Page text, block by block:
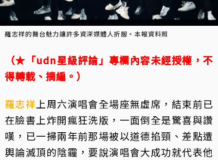
羅志祥的舞台魅力讓許多資深媒體人折服。本報資料照
（★「udn星級評論」專欄內容未經授權，不
得轉載、摘編。）
羅志祥 上周六演唱會全場座無虛席，結束前已
在臉書上炸開瘋狂洗版，一面倒全是驚喜與讚
嘆，已一掃兩年前那場被以道德掐頸、差點遭
輿論滅頂的陰霾，要說演唱會大成功就代表他